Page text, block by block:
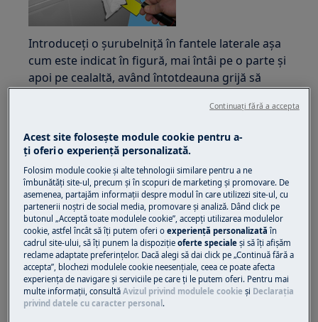
Introduceți o șurubelniță în fantele laterale așa
cum este indicat în figură, mai întâi pe o parte și
apoi pe cealaltă, având întotdeauna grijă să
Manetați în jos pentru a lărgi ușor panoul de
control și deșeurați clemele fixându-l în poziție.
Ridicați ușor partea frontală a panoului de
Acest site folosește module cookie pentru a-
ţi oferi o experienţă personalizată.
Folosim module cookie și alte tehnologii similare pentru a ne
îmbunătăţi site-ul, precum și în scopuri de marketing și promovare. De
asemenea, partajăm informaţii despre modul în care utilizezi site-ul, cu
partenerii noștri de social media, promovare și analiză. Dând click pe
butonul „Acceptă toate modulele cookie”, accepţi utilizarea modulelor
cookie, astfel încât să îţi putem oferi oexperienţă personalizată în
cadrul site-ului, să îţi punem la dispoziţieoferte speciale și să îţi afișăm
reclame adaptate preferinţelor. Dacă alegi să dai click pe „Continuă fără a
accepta”, blochezi modulele cookie neesenţiale, ceea ce poate afecta
experienţa de navigare și serviciile pe care ţi le putem oferi. Pentru mai
multe informaţii, consultăAvizul privind modulele cookie și Declaraţia
privind datele cu caracter personal.
Continuați fără a accepta